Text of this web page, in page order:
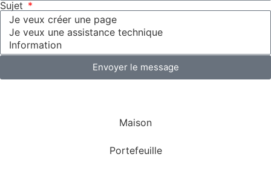
Sujet
Envoyer le message
Maison
Portefeuille